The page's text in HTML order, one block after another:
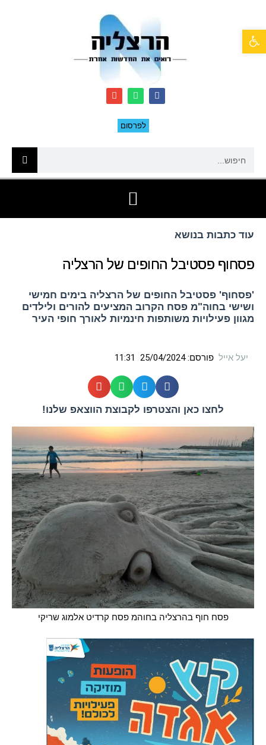
לפרסום
עוד כתבות בנושא
פסחוף פסטיבל החופים של הרצליה
'פסחוף' פסטיבל החופים של הרצליה בימים חמישי
ושישי בחוה"מ פסח הקרוב המציעים להורים ולילדים
מגוון פעילויות משותפות חינמיות לאורך חופי העיר
יעל אייל פורסם:25/04/2024
11:31
לחצו כאן והצטרפו לקבוצת הווצאפ שלנו!
פסח חוף בהרצליה בחוהמ פסח קרדיט אלמוג שריקי
פתח סרגל נגישות